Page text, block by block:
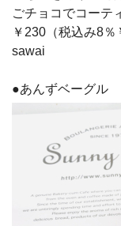
ごチョコでコーテ
￥230（税込み8％
sawai
●あんずベーグル